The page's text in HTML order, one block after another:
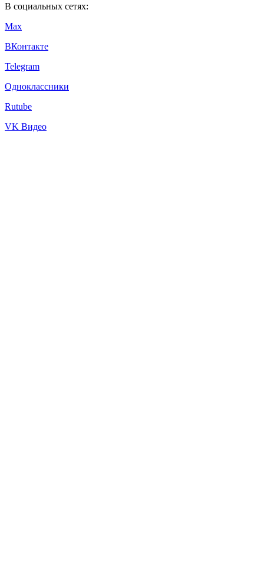
В социальных сетях:
Max
ВКонтакте
Telegram
Одноклассники
Rutube
VK Видео